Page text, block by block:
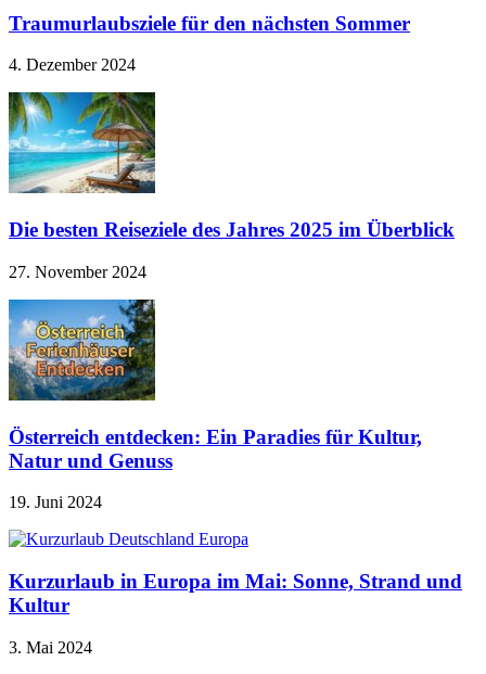
Traumurlaubsziele für den nächsten Sommer
4. Dezember 2024
Die besten Reiseziele des Jahres 2025 im Überblick
27. November 2024
Österreich entdecken: Ein Paradies für Kultur,
Natur und Genuss
19. Juni 2024
Kurzurlaub in Europa im Mai: Sonne, Strand und
Kultur
3. Mai 2024